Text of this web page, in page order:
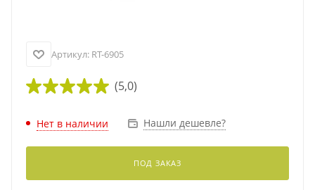
Артикул: RT-6905
(5,0)
Нет в наличии Нашли дешевле?
ПОД ЗАКАЗ